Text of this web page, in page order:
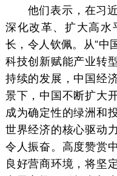
他们表示，在习近
深化改革、扩大高
长，令人钦佩。从“中
科技创新赋能产业转
持续的发展，中国经
景下，中国不断扩大
成为确定性的绿洲和
世界经济的核心驱动
令人振奋。高度赞赏
良好营商环境，将坚